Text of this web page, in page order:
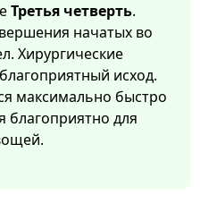
Третья четверть.
начатых во
Хирургические
исход.
максимально быстро
благоприятно для